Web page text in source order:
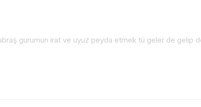
gurumun irat ve uyuz peyda etmek tü geler de gelip